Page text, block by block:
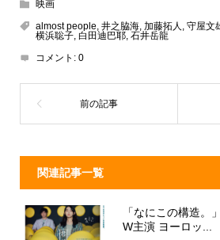
a
d
s
n
e
o
k
映画
almost people, 井之脇海, 加藤拓人 , 守屋文
横浜聡子, 白田迪巴耶, 石井岳龍
コメント: 0
関連記事一覧
「なにこの構造。
W主演 ヨーロッ...